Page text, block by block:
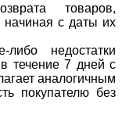
товаров,
начиная с даты их
либо недостатки
течение 7 дней с
аналогичным
покупателю без